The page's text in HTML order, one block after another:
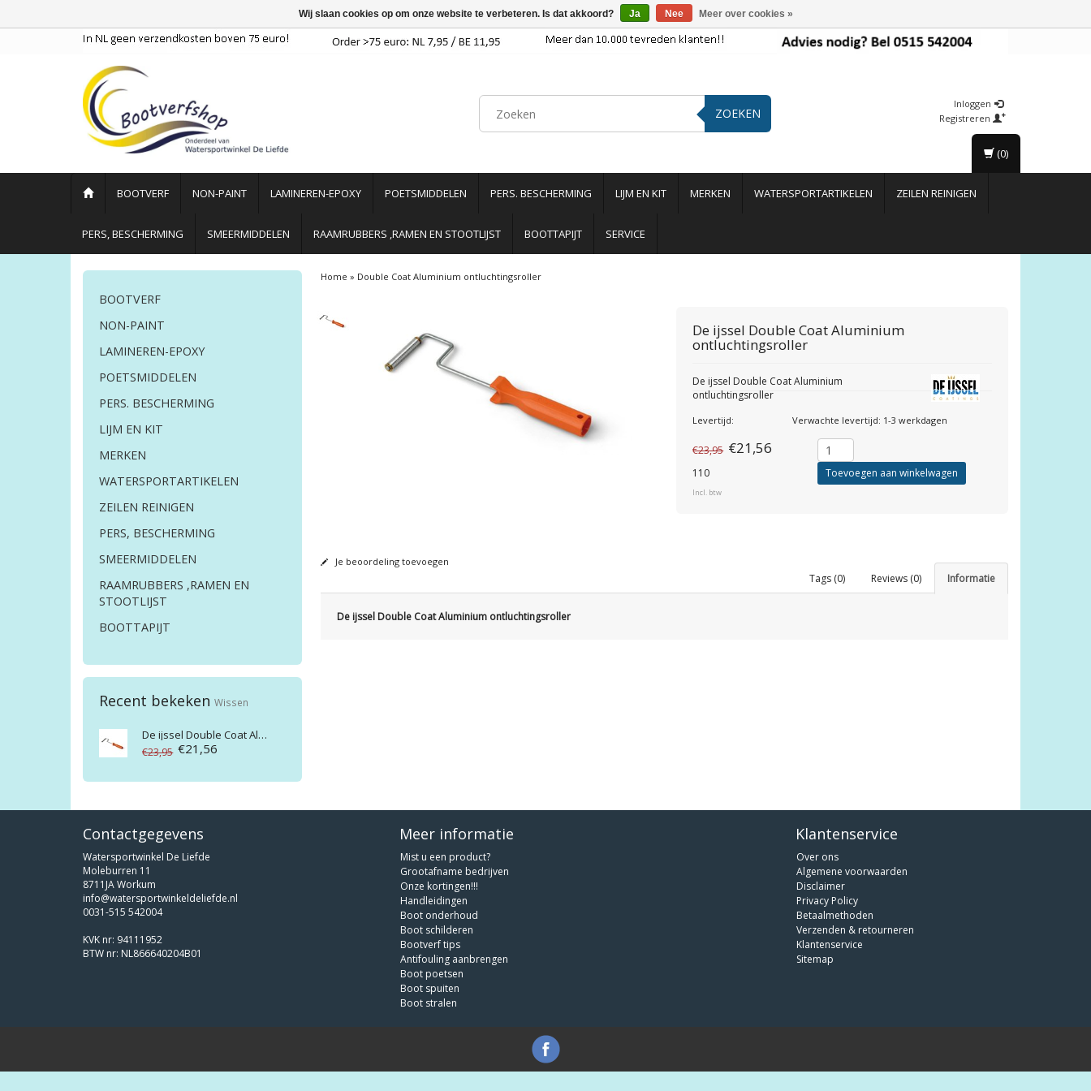
ZOEKEN
Inloggen
Registreren
BOOTVERF NON-PAINT LAMINEREN-EPOXY POETSMIDDELEN PERS. BESCHERMING LIJM EN KIT MERKEN WATERSPORTARTIKELEN ZEILEN REINIGEN
PERS, BESCHERMING SMEERMIDDELEN RAAMRUBBERS ,RAMEN EN STOOTLIJST BOOTTAPIJT SERVICE
(0)
BOOTVERF
NON-PAINT
LAMINEREN-EPOXY
POETSMIDDELEN
PERS. BESCHERMING
LIJM EN KIT
MERKEN
WATERSPORTARTIKELEN
ZEILEN REINIGEN
PERS, BESCHERMING
SMEERMIDDELEN
RAAMRUBBERS ,RAMEN EN
STOOTLIJST
BOOTTAPIJT
Recent bekeken Wissen
De ijssel Double Coat Aluminium ontluchtingsroller
€23,95 €21,56
Home » Double Coat Aluminium ontluchtingsroller
De ijssel Double Coat Aluminium
ontluchtingsroller
De ijssel Double Coat Aluminium
ontluchtingsroller
Levertijd: Verwachte levertijd: 1-3 werkdagen
€23,95 €21,56
110
Incl. btw
Toevoegen aan winkelwagen
Je beoordeling toevoegen
Informatie
Reviews (0)
Tags (0)
De ijssel Double Coat Aluminium ontluchtingsroller
Contactgegevens
Watersportwinkel De Liefde
Moleburren 11
8711JA Workum
info@watersportwinkeldeliefde.nl
0031-515 542004
KVK nr: 94111952
BTW nr: NL866640204B01
Meer informatie
Mist u een product?
Grootafname bedrijven
Onze kortingen!!!
Handleidingen
Boot onderhoud
Boot schilderen
Bootverf tips
Antifouling aanbrengen
Boot poetsen
Boot spuiten
Boot stralen
Klantenservice
Over ons
Algemene voorwaarden
Disclaimer
Privacy Policy
Betaalmethoden
Verzenden & retourneren
Klantenservice
Sitemap
Wij slaan cookies op om onze website te verbeteren. Is dat akkoord? Ja Nee Meer over cookies »